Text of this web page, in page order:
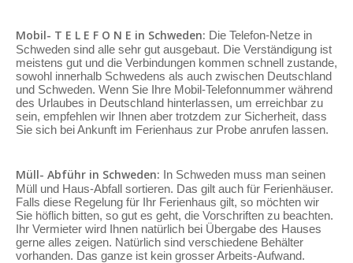
Mobil- T E L E F O N E in Schweden: Die Telefon-Netze in
Schweden sind alle sehr gut ausgebaut. Die Verständigung ist
meistens gut und die Verbindungen kommen schnell zustande,
sowohl innerhalb Schwedens als auch zwischen Deutschland
und Schweden. Wenn Sie Ihre Mobil-Telefonnummer während
des Urlaubes in Deutschland hinterlassen, um erreichbar zu
sein, empfehlen wir Ihnen aber trotzdem zur Sicherheit, dass
Sie sich bei Ankunft im Ferienhaus zur Probe anrufen lassen.
Müll- Abführ in Schweden: In Schweden muss man seinen
Müll und Haus-Abfall sortieren. Das gilt auch für Ferienhäuser.
Falls diese Regelung für Ihr Ferienhaus gilt, so möchten wir
Sie höflich bitten, so gut es geht, die Vorschriften zu beachten.
Ihr Vermieter wird Ihnen natürlich bei Übergabe des Hauses
gerne alles zeigen. Natürlich sind verschiedene Behälter
vorhanden. Das ganze ist kein grosser Arbeits-Aufwand.